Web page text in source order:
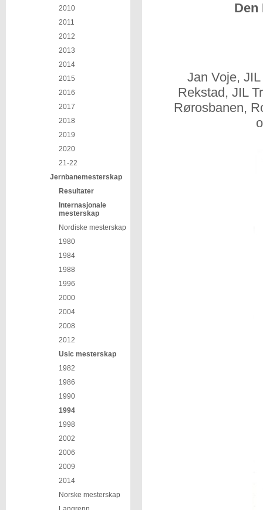
2010
2011
2012
2013
2014
2015
2016
2017
2018
2019
2020
21-22
Jernbanemesterskap
Resultater
Internasjonale
mesterskap
Nordiske mesterskap
1980
1984
1988
1996
2000
2004
2008
2012
Usic mesterskap
1982
1986
1990
1994
1998
2002
2006
2009
2014
Norske mesterskap
Den
Jan Voje,
Rekstad, JIL
Rørosbanen,